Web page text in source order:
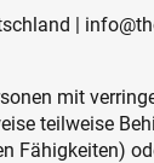
|
mit
teilweise
Fähigkeiten)